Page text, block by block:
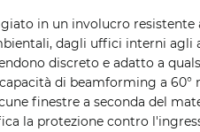
in un involucro
dagli uffici interni
discreto e adatto a
di beamforming a
finestre a seconda del
la protezione contro